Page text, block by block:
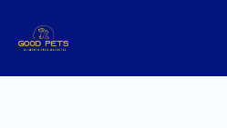
contenido